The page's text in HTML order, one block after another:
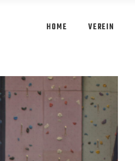
HOME VEREIN